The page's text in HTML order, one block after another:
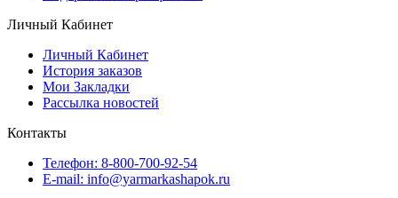
Личный Кабинет
Личный Кабинет
История заказов
Мои Закладки
Рассылка новостей
Контакты
Телефон: 8-800-700-92-54
E-mail: info@yarmarkashapok.ru